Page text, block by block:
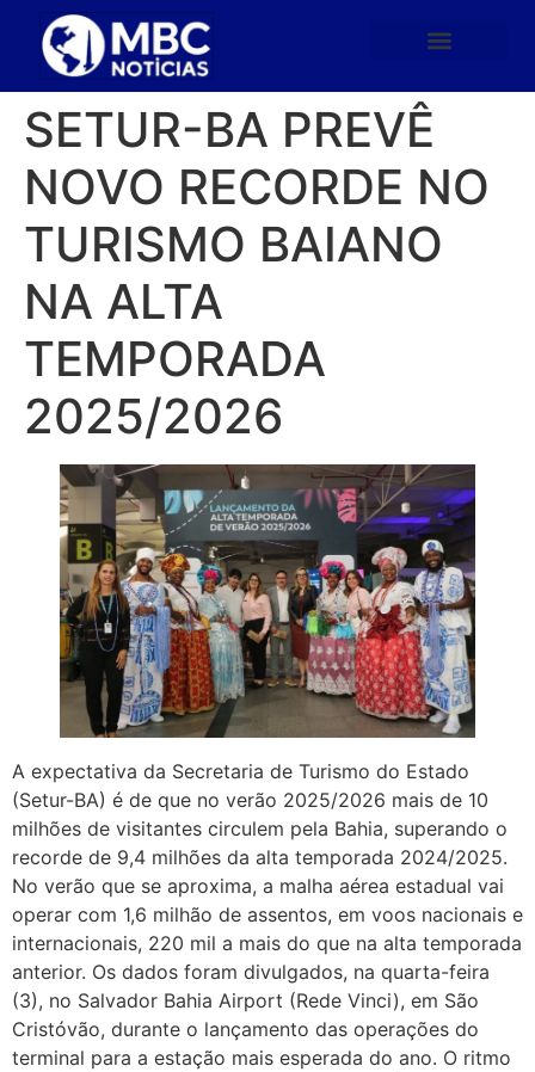
SETUR-BA PREVÊ
NOVO RECORDE NO
TURISMO BAIANO
NA ALTA
TEMPORADA
2025/2026
A expectativa da Secretaria de Turismo do Estado
(Setur-BA) é de que no verão 2025/2026 mais de 10
milhões de visitantes circulem pela Bahia, superando o
recorde de 9,4 milhões da alta temporada 2024/2025.
No verão que se aproxima, a malha aérea estadual vai
operar com 1,6 milhão de assentos, em voos nacionais e
internacionais, 220 mil a mais do que na alta temporada
anterior. Os dados foram divulgados, na quarta-feira
(3), no Salvador Bahia Airport (Rede Vinci), em São
Cristóvão, durante o lançamento das operações do
terminal para a estação mais esperada do ano. O ritmo